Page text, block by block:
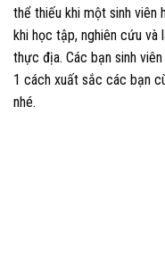
thể thiếu khi một sinh viên
khi học tập, nghiên cứu và
thực địa. Các bạn sinh
1 cách xuất sắc các bạn
nhé.